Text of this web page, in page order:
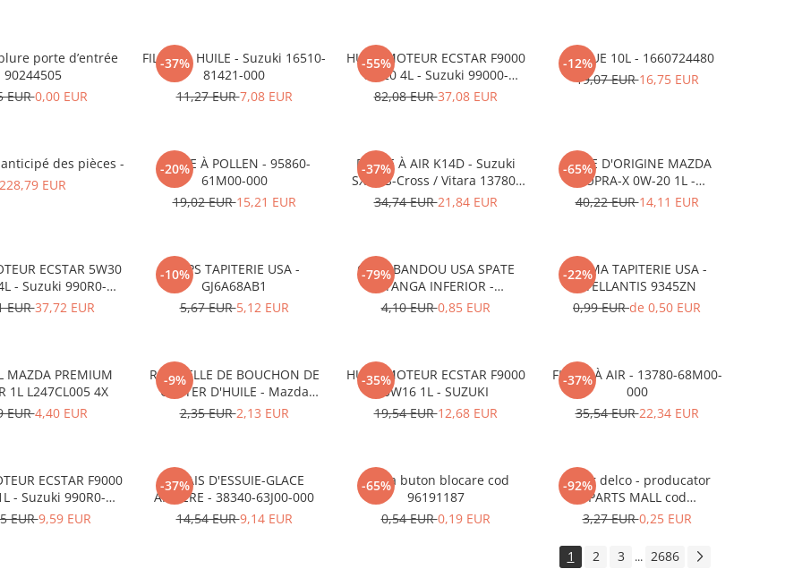
porte d’entrée
90244505
EUR0,00 EUR
-37%
FILTRE À HUILE - Suzuki 16510-
81421-000
11,27 EUR7,08 EUR
-55%
HUILE MOTEUR ECSTAR F9000
0W20 4L - Suzuki 99000-
21E20-047
82,08 EUR37,08 EUR
-12%
ADBLUE 10L - 1660724480
19,07 EUR16,75 EUR
des pièces -
228,79 EUR
-20%
FILTRE À POLLEN - 95860-
61M00-000
19,02 EUR15,21 EUR
-37%
FILTRE À AIR K14D - Suzuki
SX4 / S-Cross / Vitara 13780-
53SA0-000
34,74 EUR21,84 EUR
-65%
HUILE D'ORIGINE MAZDA
SUPRA-X 0W-20 1L -
0012MO0W20
40,22 EUR14,11 EUR
ECSTAR 5W30
- Suzuki 990R0-
21E72-004
EUR37,72 EUR
-10%
CLIPS TAPITERIE USA -
GJ6A68AB1
5,67 EUR5,12 EUR
-79%
CLIPS BANDOU USA SPATE
STANGA INFERIOR -
KD5351SJ3A
4,10 EUR0,85 EUR
-22%
CLEMA TAPITERIE USA -
STELLANTIS 9345ZN
0,99 EURde 0,50 EUR
MAZDA PREMIUM
1L L247CL005 4X
EUR4,40 EUR
-9%
RONDELLE DE BOUCHON DE
CARTER D'HUILE - Mazda
995641400
2,35 EUR2,13 EUR
-35%
HUILE MOTEUR ECSTAR F9000
0W16 1L - SUZUKI
19,54 EUR12,68 EUR
-37%
FILTRE À AIR - 13780-68M00-
000
35,54 EUR22,34 EUR
ECSTAR F9000
- Suzuki 990R0-
21E72-001
EUR9,59 EUR
-37%
BALAIS D'ESSUIE-GLACE
ARRIÈRE - 38340-63J00-000
14,54 EUR9,14 EUR
-65%
Rama buton blocare cod
96191187
0,54 EUR0,19 EUR
-92%
Rotor delco - producator
PARTS MALL cod
33310A78B00-000
3,27 EUR0,25 EUR
1 2 3 ... 2686